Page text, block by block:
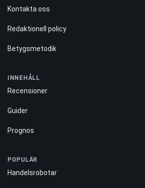
Kontakta oss
Redaktionell policy
Betygsmetodik
INNEHÅLL
Recensioner
Guider
Prognos
POPULÄR
Handelsrobotar